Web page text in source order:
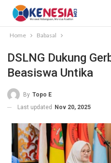
Home Babasal
DSLNG Dukung
Beasiswa Untika
By Topo E
Last updated Nov 20, 2025